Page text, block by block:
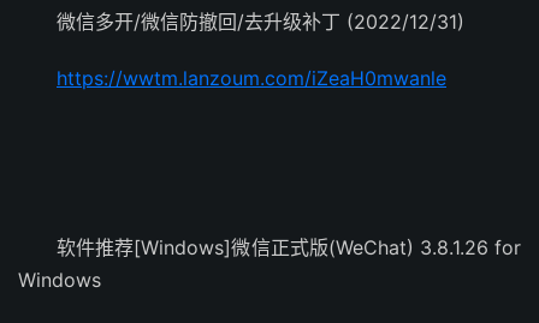
微信多开/微信防撤回/去升级补丁 (2022/12/31)
https://wwtm.lanzoum.com/iZeaH0mwanle
软件推荐[Windows]微信正式版(WeChat) 3.8.1.26 for
Windows